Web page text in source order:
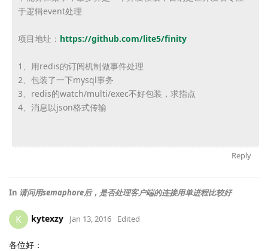
于逻辑event处理
项目地址： https://github.com/lite5/finity
1、用redis的订阅机制做事件处理
2、包装了一下mysql事务
3、redis的watch/multi/exec不好包装， 求指点
4、消息以json格式传输
Reply
In 请问用semaphore后，是否处理客户端的连接用单进程比较好
K kytexzy Jan 13, 2016 Edited
各位好：